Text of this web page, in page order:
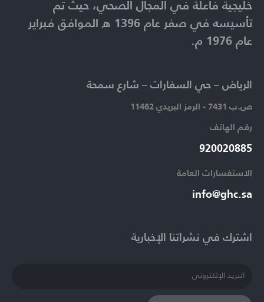
اشترك في نشراتنا الإخبارية​
الرياض – حي السفارات – شارع سمحة​
ص.ب 7431 - الرمز البريدي 11462
رقم الهاتف​
920020885​
الاستفسارات العامة ​
info@ghc.sa​
خليجية فاعلة في المجال الصحي، حيث تم
تأسيسه في صفر عام 1396 ه الموافق فبراير
عام 1976 م.